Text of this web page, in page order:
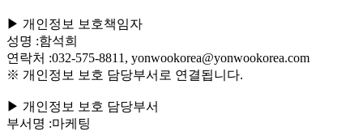
▶ 개인정보 보호책임자
성명 :함석희
연락처 :032-575-8811, yonwookorea@yonwookorea.com
※ 개인정보 보호 담당부서로 연결됩니다.
▶ 개인정보 보호 담당부서
부서명 :마케팅